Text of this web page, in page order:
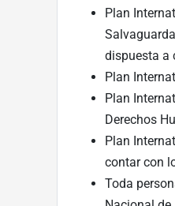
Plan
dispuesta a
Plan
Plan
Derechos
Plan
contar con
Toda